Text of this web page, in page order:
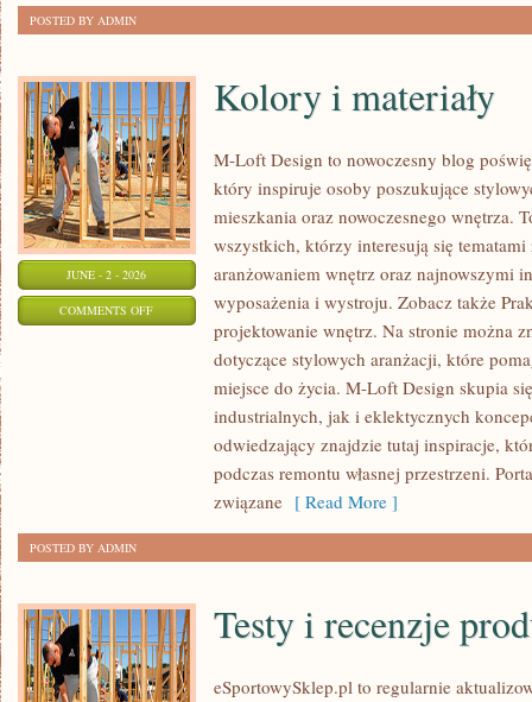
POSTED BY ADMIN
JUNE - 2 - 2026
COMMENTS OFFON
MATERIAŁY
Kolory i materiały
M-Loft Design to nowoczesny blog
który inspiruje osoby poszukujące
mieszkania oraz nowoczesnego wnętrza.
wszystkich, którzy interesują się
aranżowaniem wnętrz oraz najnowszymi
wyposażenia i wystroju. Zobacz także
projektowanie wnętrz. Na stronie można
dotyczące stylowych aranżacji, które
miejsce do życia. M-Loft Design skupia
industrialnych, jak i eklektycznych
odwiedzający znajdzie tutaj inspiracje,
podczas remontu własnej przestrzeni.
związane [ Read More ]
POSTED BY ADMIN
Testy i recenzje
eSportowySklep.pl to regularnie